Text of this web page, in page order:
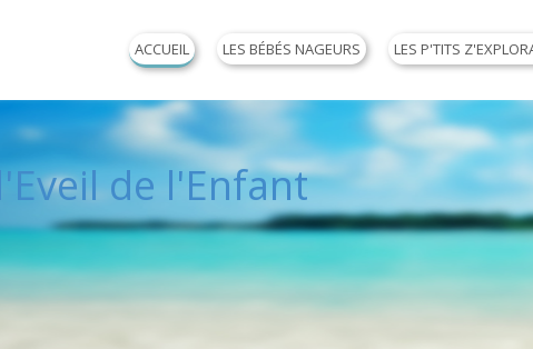
ACCUEIL LES BÉBÉS NAGEURS LES P'TITS
Association Parentale